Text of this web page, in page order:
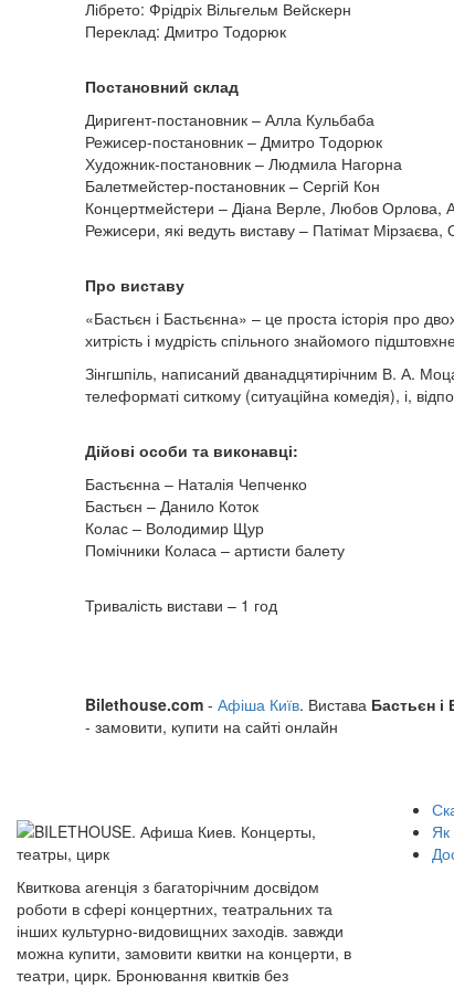
Лібрето: Фрідріх Вільгельм Вейскерн
Переклад: Дмитро Тодорюк
Постановний склад
Диригент-постановник – Алла Кульбаба
Режисер-постановник – Дмитро Тодорюк
Художник-постановник – Людмила Нагорна
Балетмейстер-постановник – Сергій Кон
Концертмейстери – Діана Верле, Любов Орлова,
Режисери, які ведуть виставу – Патімат Мірзаєва,
Про виставу
«Бастьєн і Бастьєнна» – це проста історія про
хитрість і мудрість спільного знайомого
Зінгшпіль, написаний дванадцятирічним В. А.
телеформаті ситкому (ситуаційна комедія), і,
Дійові особи та виконавці:
Бастьєнна – Наталія Чепченко
Бастьєн – Данило Коток
Колас – Володимир Щур
Помічники Коласа – артисти балету
Тривалість вистави – 1 год
Bilethouse.com - Афіша Київ. Вистава Бастьєн і
- замовити, купити на сайті онлайн
Квиткова агенція з багаторічним досвідом
роботи в сфері концертних, театральних та
інших культурно-видовищних заходів. завжди
можна купити, замовити квитки на концерти, в
театри, цирк. Бронювання квитків без
Як